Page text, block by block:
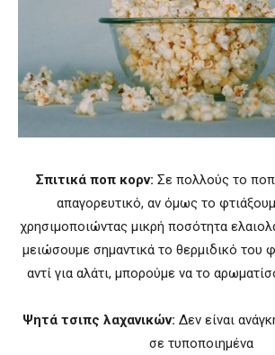
Σπιτικά ποπ κορν: Σε πολλούς το
απαγορευτικό, αν όμως το
χρησιμοποιώντας μικρή ποσότητα
μειώσουμε σημαντικά το θερμιδικό του
αντί για αλάτι, μπορούμε να το
Ψητά τσιπς λαχανικών: Δεν είναι
σε τυποποιημένα